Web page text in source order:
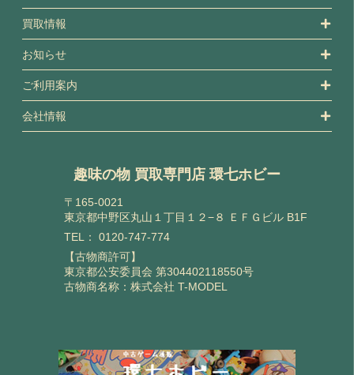
買取情報
お知らせ
ご利用案内
会社情報
趣味の物 買取専門店 環七ホビー
〒165-0021
東京都中野区丸山１丁目１２−８ ＥＦＧビル B1F
TEL： 0120-747-774
【古物商許可】
東京都公安委員会 第304402118550号
古物商名称：株式会社 T-MODEL